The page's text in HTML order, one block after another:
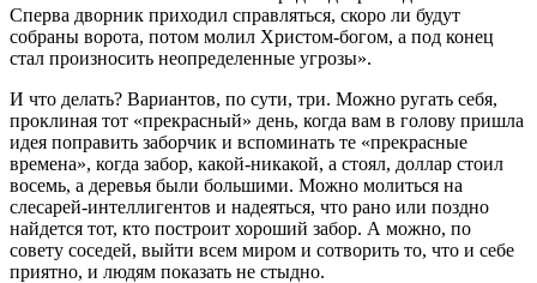
Сперва дворник приходил справляться, скоро ли будут
собраны ворота, потом молил Христом-богом, а под конец
стал произносить неопределенные угрозы».
И что делать? Вариантов, по сути, три. Можно ругать себя,
проклиная тот «прекрасный» день, когда вам в голову пришла
идея поправить заборчик и вспоминать те «прекрасные
времена», когда забор, какой-никакой, а стоял, доллар стоил
восемь, а деревья были большими. Можно молиться на
слесарей-интеллигентов и надеяться, что рано или поздно
найдется тот, кто построит хороший забор. А можно, по
совету соседей, выйти всем миром и сотворить то, что и себе
приятно, и людям показать не стыдно.